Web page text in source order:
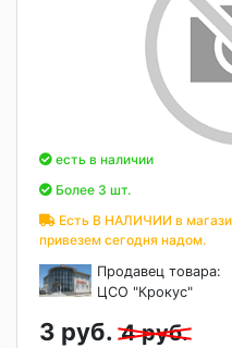
есть в наличии
Более 3 шт.
Есть В НАЛИЧИИ в
привезем сегодня надом.
Продавец товара:
ЦСО "Крокус"
3 руб. 4 руб.